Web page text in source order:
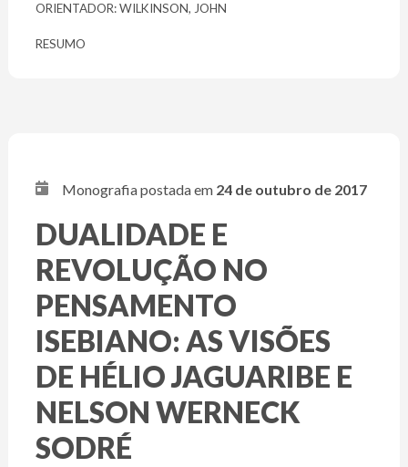
ORIENTADOR: WILKINSON, JOHN
RESUMO
Monografia postada em 24 de outubro de 2017
DUALIDADE E
REVOLUÇÃO NO
PENSAMENTO
ISEBIANO: AS VISÕES
DE HÉLIO JAGUARIBE E
NELSON WERNECK
SODRÉ